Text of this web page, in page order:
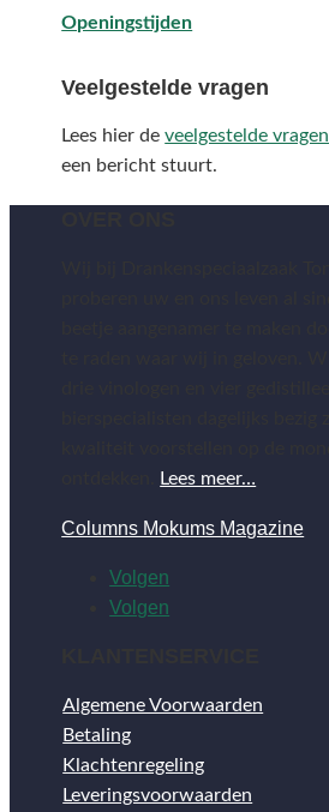
Openingstijden
Veelgestelde vragen
Lees hier deveelgestelde vragen
een bericht stuurt.
Lees meer…
Columns Mokums Magazine
Volgen
Volgen
Algemene Voorwaarden
Betaling
Klachtenregeling
Leveringsvoorwaarden